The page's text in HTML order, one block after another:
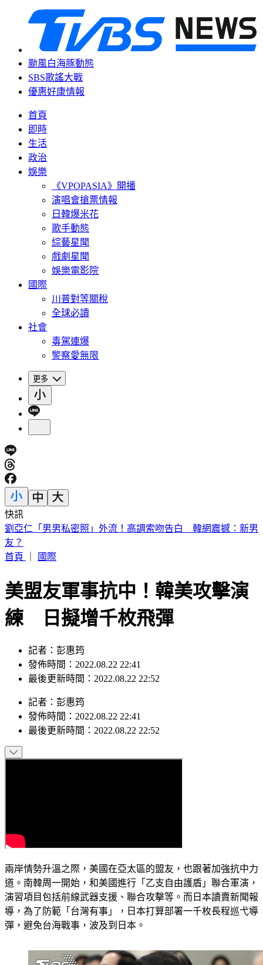
颱風白海豚動態
SBS歌謠大戰
優惠好康情報
首頁
即時
生活
政治
娛樂
《VPOPASIA》開播
演唱會搶票情報
日韓爆米花
歌手動態
綜藝星聞
戲劇星聞
娛樂電影院
國際
川普對等關稅
全球必讀
社會
毒駕連爆
警察愛無限
更多
快訊
國防預算創新高！明年度突破1.1兆元 目標達GDP3％
首頁
美盟友軍事抗中！韓美攻擊演
練 日擬增千枚飛彈
發佈時間：2022.08.22 22:41
最後更新時間：2022.08.22 22:52
發佈時間：2022.08.22 22:41
最後更新時間：2022.08.22 22:52
道。南韓周一開始，和美國進行「乙支自由護盾」聯合軍演，
演習項目包括前線武器支援、聯合攻擊等。而日本讀賣新聞報
導，為了防範「台灣有事」，日本打算部署一千枚長程巡弋導
彈，避免台海戰事，波及到日本。